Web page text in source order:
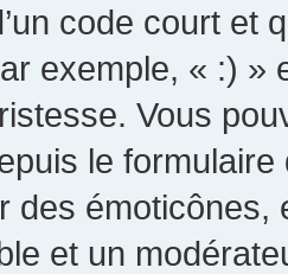
code court et
exemple, « :) »
Vous
le
des
et un